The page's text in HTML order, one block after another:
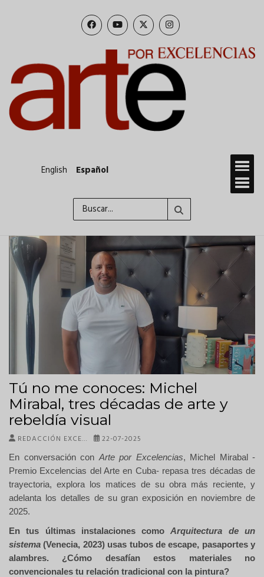
English Español
Tú no me conoces: Michel
Mirabal, tres décadas de arte y
rebeldía visual
REDACCIÓN EXCE… 22-07-2025
En conversación con Arte por Excelencias, Michel Mirabal -
Premio Excelencias del Arte en Cuba- repasa tres décadas de
trayectoria, explora los matices de su obra más reciente, y
adelanta los detalles de su gran exposición en noviembre de
2025.
En tus últimas instalaciones comoArquitectura de un
sistema (Venecia, 2023) usas tubos de escape, pasaportes y
alambres. ¿Cómo desafían estos materiales no
convencionales tu relación tradicional con la pintura?